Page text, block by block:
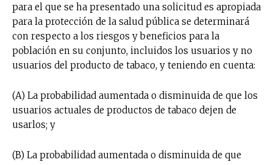
para el que se ha presentado una solicitud es apropiada
para la protección de la salud pública se determinará
con respecto a los riesgos y beneficios para la
población en su conjunto, incluidos los usuarios y no
usuarios del producto de tabaco, y teniendo en cuenta:
(A) La probabilidad aumentada o disminuida de que los
usuarios actuales de productos de tabaco dejen de
usarlos; y
(B) La probabilidad aumentada o disminuida de que